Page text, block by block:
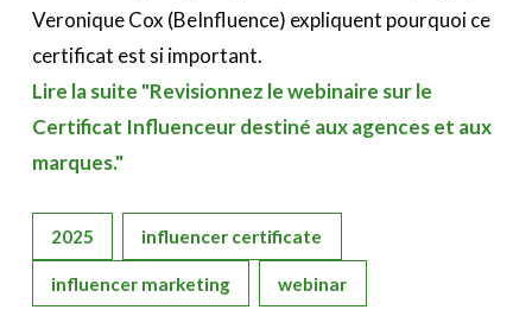
Veronique Cox (BeInfluence) expliquent pourquoi ce
certificat est si important.
Lire la suite "Revisionnez le webinaire sur le
Certificat Influenceur destiné aux agences et aux
marques."
2025 influencer certificate
influencer marketing webinar